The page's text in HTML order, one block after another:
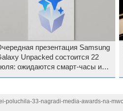
презентация Samsung
Unpacked состоится 22
ожидаются смарт-часы и
смартфоны
poluchila-33-nagradi-media-awards-na-